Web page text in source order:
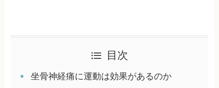
目次
坐骨神経痛に運動は効果があるのか